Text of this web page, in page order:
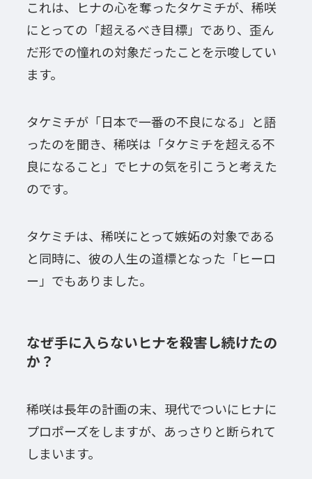
これは、ヒナの心を奪ったタケミチが、稀咲
にとっての「超えるべき目標」であり、歪ん
だ形での憧れの対象だったことを示唆してい
ます。
タケミチが「日本で一番の不良になる」と語
ったのを聞き、稀咲は「タケミチを超える不
良になること」でヒナの気を引こうと考えた
のです。
タケミチは、稀咲にとって嫉妬の対象である
と同時に、彼の人生の道標となった「ヒーロ
ー」でもありました。
なぜ手に入らないヒナを殺害し続けたの
か？
稀咲は長年の計画の末、現代でついにヒナに
プロポーズをしますが、あっさりと断られて
しまいます。